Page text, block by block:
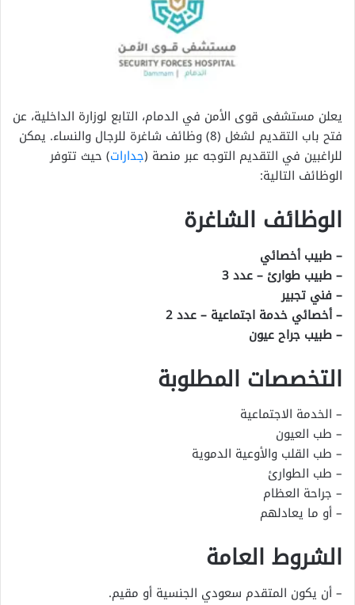
يعلن مستشفى قوى الأمن في الدمام، التابع لوزارة الداخلية، عن
فتح باب التقديم لشغل (8) وظائف شاغرة للرجال والنساء. يمكن
للراغبين في التقديم التوجه عبر منصة (جدارات) حيث تتوفر
الوظائف التالية:
الوظائف الشاغرة
– طبيب أخصائي
– طبيب طوارئ – عدد 3
– فني تجبير
– أخصائي خدمة اجتماعية – عدد 2
– طبيب جراح عيون
التخصصات المطلوبة
– الخدمة الاجتماعية
– طب العيون
– طب القلب والأوعية الدموية
– طب الطوارئ
– جراحة العظام
– أو ما يعادلهم
الشروط العامة
– أن يكون المتقدم سعودي الجنسية أو مقيم.